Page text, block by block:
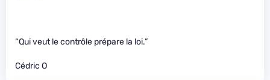
“Qui veut le contrôle prépare la loi.”
Cédric O